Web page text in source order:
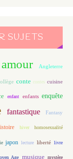
SUJETS
amour Angleterre
conte contes cuisine
enfant enfants enquête
fantastique Fantasy
hiver homosexualité
japon lecture liberté livre
Age musique mystère